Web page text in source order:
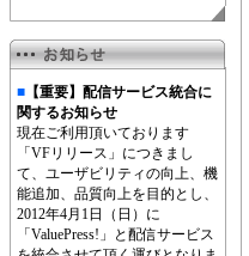
■ 【重要】配信サービス統合に
関するお知らせ
現在ご利用頂いております
「VFリリース」につきまし
て、ユーザビリティの向上、機
能追加、品質向上を目的とし、
2012年4月1日（日）に
「ValuePress!」と配信サービス